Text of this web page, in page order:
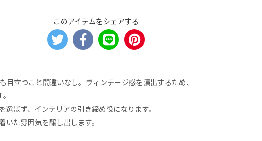
このアイテムをシェアする
立つこと間違いなし。ヴィンテージ感を演出するため、
ばず、インテリアの引き締め役になります。
た雰囲気を醸し出します。